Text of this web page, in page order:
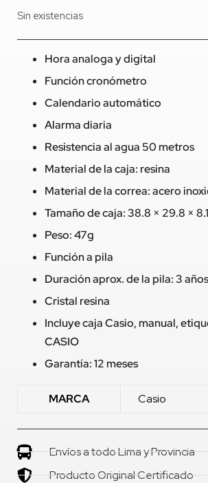
Sin existencias
Hora analoga y digital
Función cronómetro
Calendario automático
Alarma diaria
Resistencia al agua 50 metros
Material de la caja: resina
Material de la correa: acero
Tamaño de caja: 38.8 × 29.8 ×
Peso: 47g
Función a pila
Duración aprox. de la pila: 3 años
Cristal resina
Incluye caja Casio, manual,
CASIO
Garantía: 12 meses
MARCA Casio
Envíos a todo Lima y Provincia
Producto Original Certificado